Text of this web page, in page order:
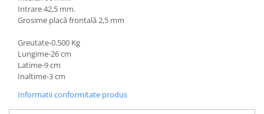
Intrare 42,5 mm.
Grosime placă frontală 2,5 mm
Greutate-0.500 Kg
Lungime-26 cm
Latime-9 cm
Inaltime-3 cm
Informatii conformitate produs